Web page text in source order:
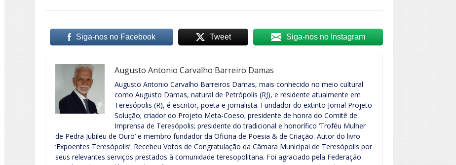
Siga-nos no Facebook Tweet Siga-nos no Instagram
Augusto Antonio Carvalho Barreiro Damas
Augusto Antonio Carvalho Barreiros Damas, mais conhecido no meio cultural
como Augusto Damas, natural de Petrópolis (RJ), e residente atualmente em
Teresópolis (R), é escritor, poeta e jornalista. Fundador do extinto Jornal Projeto
Solução; criador do Projeto Meta-Coeso; presidente de honra do Comitê de
Imprensa de Teresópolis; presidente do tradicional e honorífico ‘Troféu Mulher
de Pedra Jubileu de Ouro’ e membro fundador da Oficina de Poesia & de Criação. Autor do livro
‘Expoentes Teresópolis’. Recebeu Votos de Congratulação da Câmara Municipal de Teresópolis por
seus relevantes serviços prestados à comunidade teresopolitana. Foi agraciado pela Federação